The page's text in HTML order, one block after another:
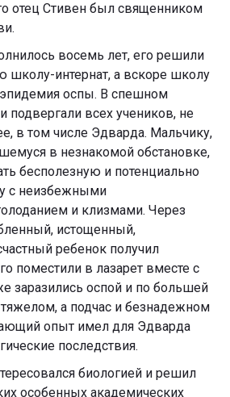
отец Стивен был священником
восемь лет, его решили
школу-интернат, а вскоре школу
эпидемия оспы. В спешном
подвергали всех учеников, не
в том числе Эдварда. Мальчику,
в незнакомой обстановке,
бесполезную и потенциально
с неизбежными
и клизмами. Через
истощенный,
ребенок получил
поместили в лазарет вместе с
заразились оспой и по большей
тяжелом, а подчас и безнадежном
опыт имел для Эдварда
последствия.
биологией и решил
особенных академических